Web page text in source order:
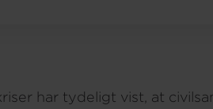
har tydeligt vist, at